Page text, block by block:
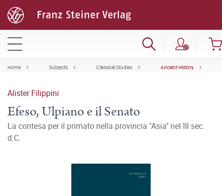
Home Subjects Classical Studies Ancient History
Alister Filippini
Efeso, Ulpiano e il Senato
La contesa per il primato nella provincia "Asia" nel III sec.
d.C.